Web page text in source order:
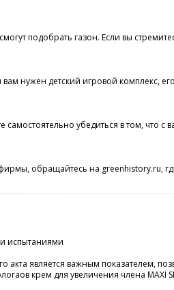
подобрать газон. Если вы
нужен детский игровой комплекс,
самостоятельно убедиться в том,
обращайтесь на greenhistory.ru,
испытаниями
акта является важным показателем,
крем для увеличения члена